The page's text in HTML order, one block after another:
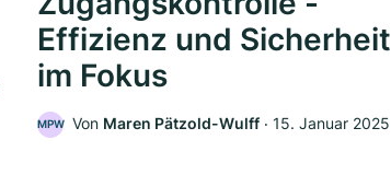
Effizienz und Sicherheit
im Fokus
MPW Von Maren Pätzold-Wulff ‧ 15. Januar 2025